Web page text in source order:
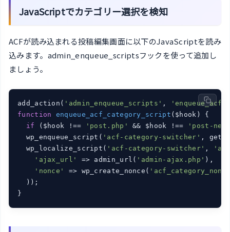
JavaScriptでカテゴリー選択を検知
ACFが読み込まれる投稿編集画面に以下のJavaScriptを読み
込みます。admin_enqueue_scriptsフックを使って追加し
ましょう。
add_action( 'admin_enqueue_scripts' ,
function
enqueue_acf_category_script ($hook)
{
if ($hook !== 'post.php' && $hook !==
'post-
  wp_enqueue_script(
'acf-category-switcher' ,
  wp_localize_script(
'acf-category-switcher' ,
'ajax_url'
=> admin_url( 'admin-ajax.php' ),
'nonce'
=> wp_create_nonce(
  ));
}